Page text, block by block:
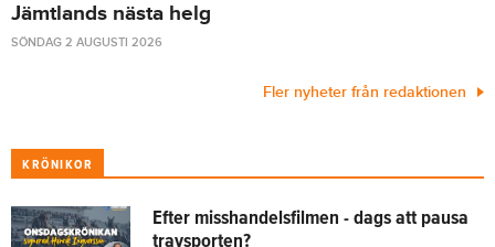
Jämtlands nästa helg
SÖNDAG 2 AUGUSTI 2026
Fler nyheter från redaktionen
KRÖNIKOR
Efter misshandelsfilmen - dags att pausa
travsporten?